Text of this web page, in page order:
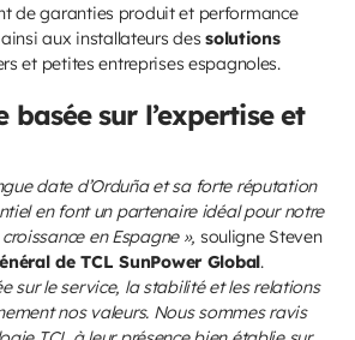
de garanties produit et performance
aux installateurs dessolutions
et petites entreprises espagnoles.
basée sur l’expertise et
date d’Orduña et sa forte réputation
en font un partenaire idéal pour notre
en Espagne », souligne Steven
de TCL SunPower Global.
sur le service, la stabilité et les relations
nos valeurs. Nous sommes ravis